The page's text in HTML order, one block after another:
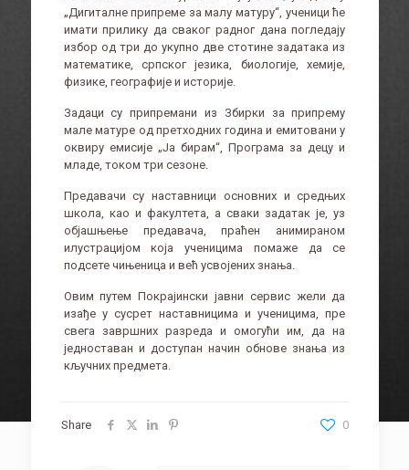
„Дигиталне припреме за малу матуру“, ученици ће
имати прилику да сваког радног дана погледају
избор од три до укупно две стотине задатака из
математике, српског језика, биологије, хемије,
физике, географије и историје.
Задаци су припремани из Збирки за припрему
мале матуре од претходних година и емитовани у
оквиру емисије „Ја бирам“, Програма за децу и
младе, током три сезоне.
Предавачи су наставници основних и средњих
школа, као и факултета, а сваки задатак је, уз
објашњење предавача, праћен анимираном
илустрацијом која ученицима помаже да се
подсете чињеница и већ усвојених знања.
Овим путем Покрајински јавни сервис жели да
изађе у сусрет наставницима и ученицима, пре
свега завршних разреда и омогући им, да на
једноставан и доступан начин обнове знања из
кључних предмета.
Share 0